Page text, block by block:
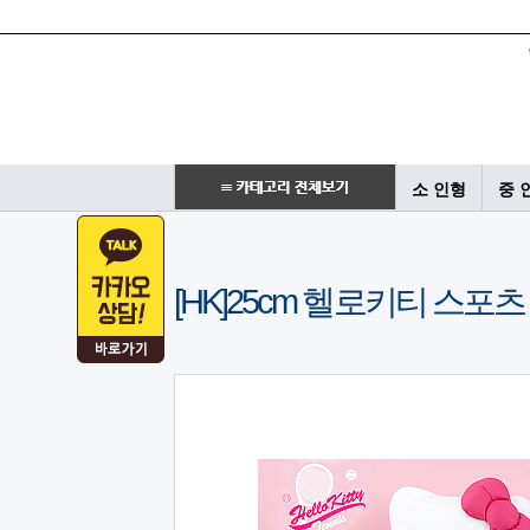
소 인형 중
[HK]25cm 헬로키티 스포